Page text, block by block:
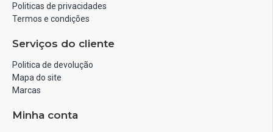
Politicas de privacidades
Termos e condições
Serviços do cliente
Politica de devolução
Mapa do site
Marcas
Minha conta